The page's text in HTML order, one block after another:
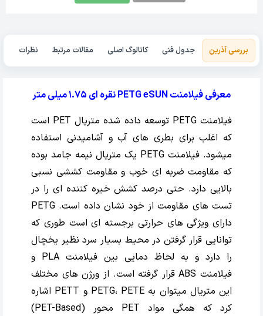
بررسی آذرین جدول فنی کاتالوگ اصلی مقالات مرتبط نظرات
معرفی فیلامنت PETG eSUN نقره ای 1.75 میلی متر
فیلامنت PETG توسعه داده شده متریال PET است
که اغلب برای بطری های آب و آشامیدنی استفاده
میشود. فیلامنت PETG یک متریال نیمه جامد بوده
که مقاومت ضربه ای خوب و مقاومت کششی نسبی
بالایی دارد. حتی درصد کشش خیره کننده ای را در
تست های مقاومت از خود نشان داده است. PETG
دارای ویژگی های حرارتی برجسته ای است طوری که
توانایی قرار گرفتن در محیط بسیار سرد نظیر یخچال
را دارد و به لحاظ دمایی بین فیلامنت PLA و
فیلامنت ABS قرار گرفته است. از ورژن های مختلف
این متریال میتوان به PETG، PETE و PETT اشاره
کرد که همگی مواد PET محور (PET-Based)